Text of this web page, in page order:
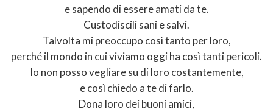
e sapendo di essere amati da te.
Custodiscili sani e salvi.
Talvolta mi preoccupo così tanto per loro,
perché il mondo in cui viviamo oggi ha così tanti pericoli.
Io non posso vegliare su di loro costantemente,
e così chiedo a te di farlo.
Dona loro dei buoni amici,